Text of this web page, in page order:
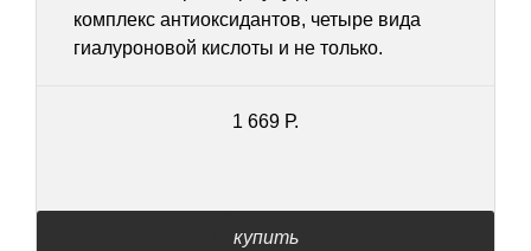
комплекс антиоксидантов, четыре вида
гиалуроновой кислоты и не только.
1 669 Р.
купить